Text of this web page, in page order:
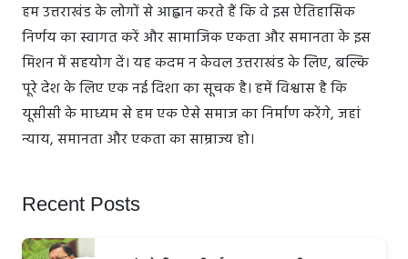
हम उत्तराखंड के लोगों से आह्वान करते हैं कि वे इस ऐतिहासिक
निर्णय का स्वागत करें और सामाजिक एकता और समानता के इस
मिशन में सहयोग दें। यह कदम न केवल उत्तराखंड के लिए, बल्कि
पूरे देश के लिए एक नई दिशा का सूचक है। हमें विश्वास है कि
यूसीसी के माध्यम से हम एक ऐसे समाज का निर्माण करेंगे, जहां
न्याय, समानता और एकता का साम्राज्य हो।
Recent Posts